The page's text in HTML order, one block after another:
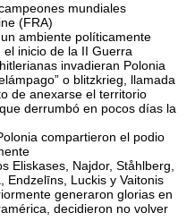
mundiales
(FRA)
ambiente políticamente
inicio de la II Guerra
invadieran Polonia
o blitzkrieg, llamada
de anexarse el territorio
derrumbó en pocos días la
compartieron el podio
Eliskases, Najdor, Ståhlberg,
Endzelīns, Luckis y Vaitonis
generaron glorias en
decidieron no volver